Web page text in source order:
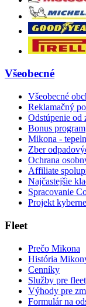
Všeobecné
Všeobecné
Reklamačný
Odstúpenie od
Bonus program
Mikona -
Zber
Ochrana
Affiliate
Najčastejšie
Spracovanie
Projekt
Fleet
Prečo Mikona
História
Cenníky
Služby pre
Výhody pre
Formulár na